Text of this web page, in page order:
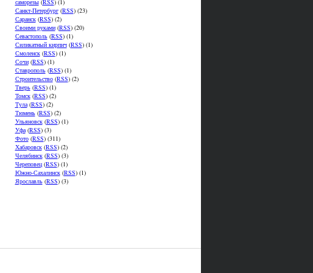
Санкт-Петербург(RSS) (23)
Саранск(RSS) (2)
Своими руками(RSS) (20)
Севастополь(RSS) (1)
Силикатный кирпич(RSS) (1)
Смоленск(RSS) (1)
Сочи(RSS) (1)
Ставрополь(RSS) (1)
Строительство(RSS) (2)
Тверь(RSS) (1)
Томск(RSS) (2)
Тула(RSS) (2)
Тюмень(RSS) (2)
Ульяновск(RSS) (1)
Уфа(RSS) (3)
Фото(RSS) (311)
Хабаровск(RSS) (2)
Челябинск(RSS) (3)
Череповец(RSS) (1)
Южно-Сахалинск(RSS) (1)
Ярославль(RSS) (3)